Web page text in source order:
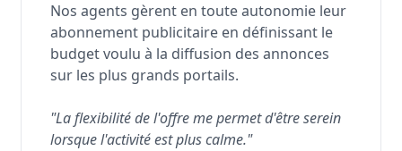
Nos agents gèrent en toute autonomie leur
abonnement publicitaire en définissant le
budget voulu à la diffusion des annonces
sur les plus grands portails.
"La flexibilité de l'offre me permet d'être serein
lorsque l'activité est plus calme."